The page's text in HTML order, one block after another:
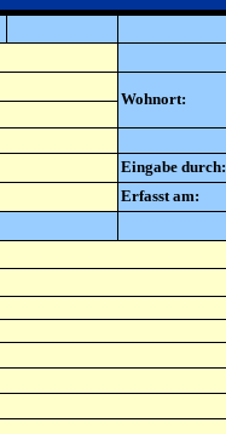
Wohnort:
Eingabe durch:
Erfasst am: